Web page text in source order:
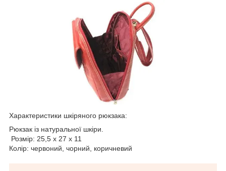
Характеристики шкіряного рюкзака:
Рюкзак із натуральної шкіри.
Розмір: 25,5 x 27 x 11
Колір: червоний, чорний, коричневий